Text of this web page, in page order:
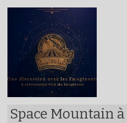
Space Mountain